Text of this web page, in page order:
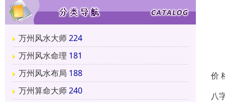
万州风水大师224
万州风水命理 181
万州风水布局 188
万州算命大师240
价
八